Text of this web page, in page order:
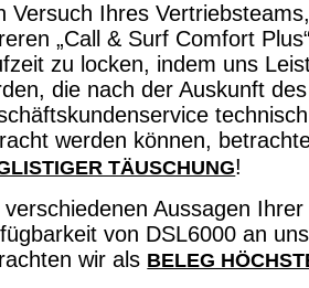
Versuch Ihres
„Call & Surf Comfort
zu locken, indem uns
die nach der Auskunft des
werden können,
TÄUSCHUNG!
verschiedenen Aussagen
von DSL6000 an
wir als BELEG